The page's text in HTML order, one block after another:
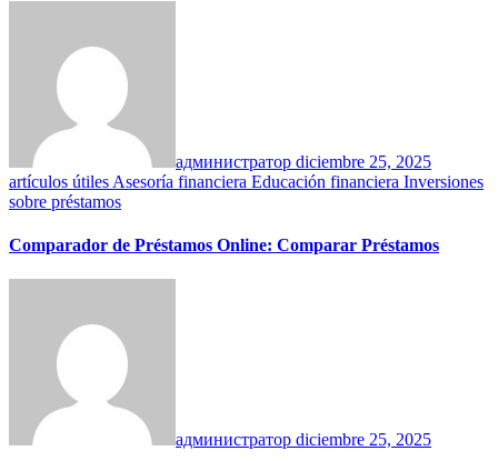
администратор diciembre 25, 2025
artículos útiles Asesoría financiera Educación financiera Inversiones
sobre préstamos
Comparador de Préstamos Online: Comparar Préstamos
администратор diciembre 25, 2025